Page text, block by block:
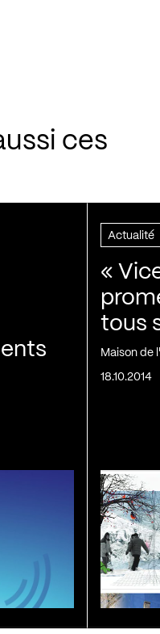
ces
Actualité
«
tous
Maison de
18.10.2014